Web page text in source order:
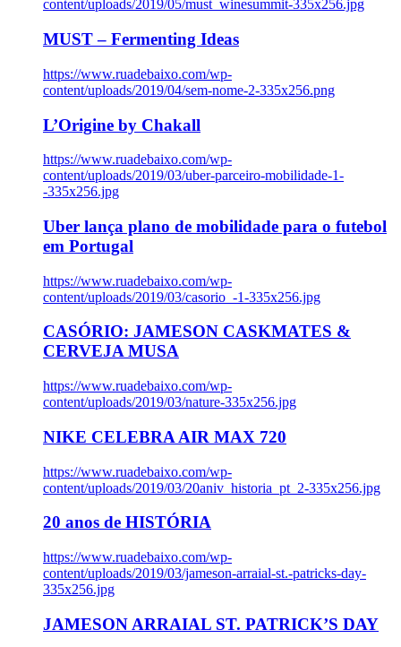
content/uploads/2019/05/must_winesummit-335x256.jpg
MUST – Fermenting Ideas
https://www.ruadebaixo.com/wp-
content/uploads/2019/04/sem-nome-2-335x256.png
L’Origine by Chakall
https://www.ruadebaixo.com/wp-
content/uploads/2019/03/uber-parceiro-mobilidade-1-
-335x256.jpg
Uber lança plano de mobilidade para o futebol
em Portugal
https://www.ruadebaixo.com/wp-
content/uploads/2019/03/casorio_-1-335x256.jpg
CASÓRIO: JAMESON CASKMATES &
CERVEJA MUSA
https://www.ruadebaixo.com/wp-
content/uploads/2019/03/nature-335x256.jpg
NIKE CELEBRA AIR MAX 720
https://www.ruadebaixo.com/wp-
content/uploads/2019/03/20aniv_historia_pt_2-335x256.jpg
20 anos de HISTÓRIA
https://www.ruadebaixo.com/wp-
content/uploads/2019/03/jameson-arraial-st.-patricks-day-
335x256.jpg
JAMESON ARRAIAL ST. PATRICK’S DAY